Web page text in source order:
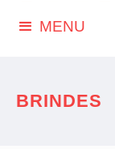
MENU
BRINDES